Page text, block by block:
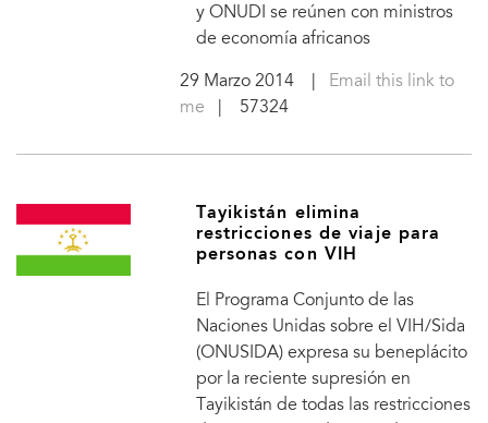
y ONUDI se reúnen con ministros
de economía africanos
29 Marzo 2014|
Email this link to
me | 57324
Tayikistán elimina
restricciones de viaje para
personas con VIH
El Programa Conjunto de las
Naciones Unidas sobre el VIH/Sida
(ONUSIDA) expresa su beneplácito
por la reciente supresión en
Tayikistán de todas las restricciones